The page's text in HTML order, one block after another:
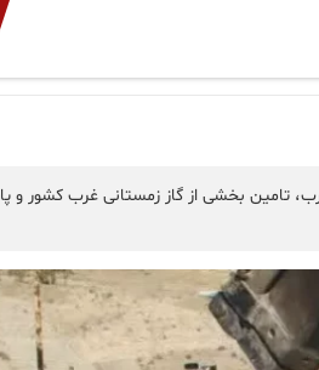
تامین بخشی از گاز زمستانی غرب کشور و